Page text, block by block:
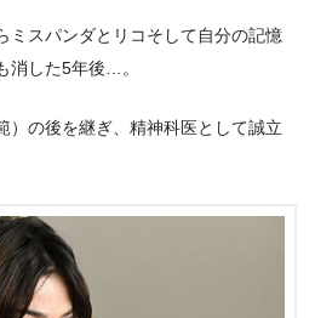
ミスパンダとリコそして自分の記憶
消した5年後…。
）の後を継ぎ、精神科医として誠立